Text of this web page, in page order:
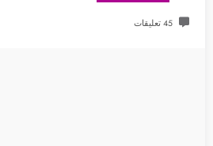
45 تعليقات